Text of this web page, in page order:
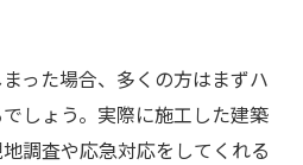
った場合、多くの方はまずハ
しょう。実際に施工した建築
調査や応急対応をしてくれる